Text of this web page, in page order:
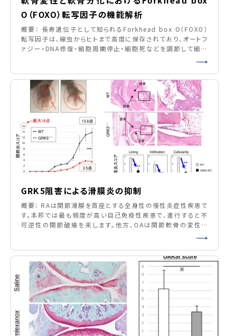
O（FOXO）転写因子の機能解析
概要： 長寿遺伝子として知られるForkhead box O（FOXO）
転写因子は、線虫からヒトまで高度に保存されており、オートフ
ァジー・DNA修復・細胞周期停止・細胞死などを調節して細胞
に対する抵抗性が低下する原因であることを明らかにしまし
た。FOXOノックアウトマウスでは、成長
GRK5阻害による滑膜炎の抑制
概要： RAは関節滑膜を首座とする全身性の慢性炎症性疾患で
す。本邦では最も頻度が高い自己免疫性疾患で、進行すると不
可逆性の関節破壊を来します。他方、OAは関節軟骨の変性を
い患者数は増加傾向にあり、安全かつ有用な新規治療薬の開
発が期待されます。一見異なる両疾患ですが、滑膜炎という共
通す